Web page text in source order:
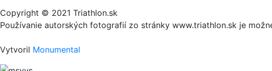
Copyright © 2021 Triathlon.sk
Používanie autorských fotografií zo stránky www.triathlon.sk je
Vytvoril Monumental